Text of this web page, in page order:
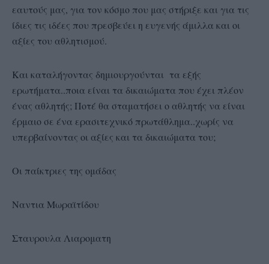
εαυτούς μας, για τον κόσμο που μας στήριξε και για τις
ίδιες τις ιδέες που πρεσβεύει η ευγενής άμιλλα και οι
αξίες του αθλητισμού.
Και καταλήγοντας δημιουργούνται τα εξής
ερωτήματα..ποια είναι τα δικαιώματα που έχει πλέον
ένας αθλητής; Ποτέ θα σταματήσει ο αθλητής να είναι
έρμαιο σε ένα ερασιτεχνικό πρωτάθλημα..χωρίς να
υπερβαίνοντας οι αξίες και τα δικαιώματα του;
Οι παίκτριες της ομάδας
Ναντια Μωραϊτίδου
Σταυρουλα Λιαροματη